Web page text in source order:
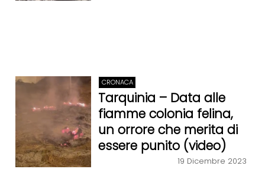
CRONACA
Tarquinia – Data alle
fiamme colonia felina,
un orrore che merita di
essere punito (video)
19 Dicembre 2023